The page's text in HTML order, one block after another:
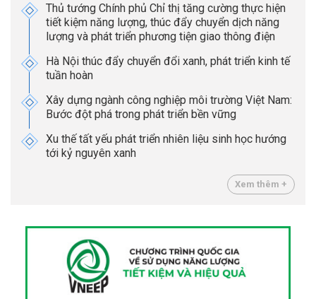
Thủ tướng Chính phủ Chỉ thị tăng cường thực hiện
tiết kiệm năng lượng, thúc đẩy chuyển dịch năng
lượng và phát triển phương tiện giao thông điện
Hà Nội thúc đẩy chuyển đổi xanh, phát triển kinh tế
tuần hoàn
Xây dựng ngành công nghiệp môi trường Việt Nam:
Bước đột phá trong phát triển bền vững
Xu thế tất yếu phát triển nhiên liệu sinh học hướng
tới kỷ nguyên xanh
Xem thêm +